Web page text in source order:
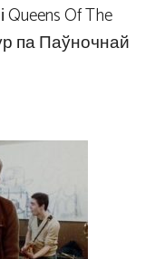
Of The
па Паўночнай